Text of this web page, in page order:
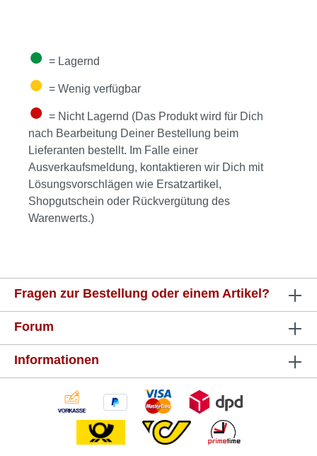
● = Lagernd
● = Wenig verfügbar
● = Nicht Lagernd (Das Produkt wird für Dich
nach Bearbeitung Deiner Bestellung beim
Lieferanten bestellt. Im Falle einer
Ausverkaufsmeldung, kontaktieren wir Dich mit
Lösungsvorschlägen wie Ersatzartikel,
Shopgutschein oder Rückvergütung des
Warenwerts.)
Fragen zur Bestellung oder einem Artikel?
Forum
Informationen